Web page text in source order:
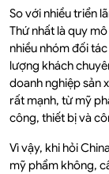
So với nhiều triển
Thứ nhất là quy
nhiều nhóm đối
lượng khách
doanh nghiệp sản
rất mạnh, từ mỹ
công, thiết bị và
Vì vậy, khi hỏi
mỹ phẩm không,